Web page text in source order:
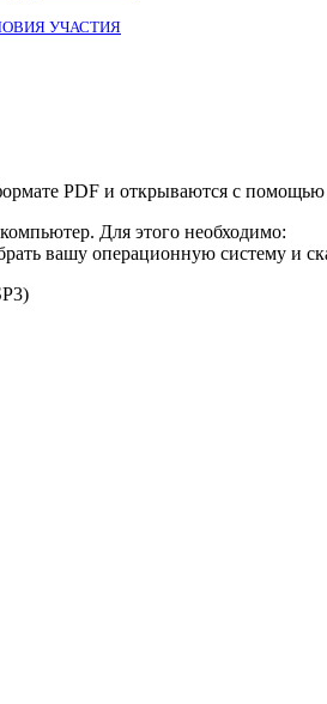
УЧАСТИЯ
PDF и открываются с
Для этого необходимо:
вашу операционную систему и